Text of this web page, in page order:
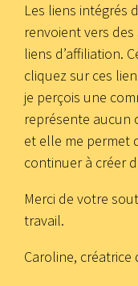
Les liens intégrés
renvoient vers
liens d’affiliation.
cliquez sur ces
je perçois une
représente aucun
et elle me permet
continuer à créer
Merci de votre
travail.
Caroline, créatrice